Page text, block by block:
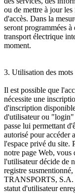
ou de mettre à jour
d'accès. Dans la
seront programmées
transport électrique
moment.
3. Utilisation des mots
Il est possible que
nécessite une
d'inscription
d'utilisateur ou "login"
passe lui permettant
autorisé pour accéder
l'espace privé du site.
notre page Web,
l'utilisateur décide de
registre
TRANSPORTS, S.A.
statut d'utilisateur